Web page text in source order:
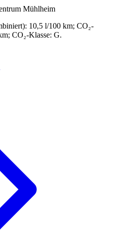
Mühlheim
10,5 l/100 km; CO₂-
CO₂-Klasse: G.